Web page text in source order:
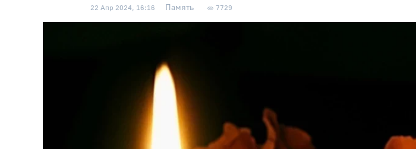
22 Апр 2024, 16:16 Память 7729